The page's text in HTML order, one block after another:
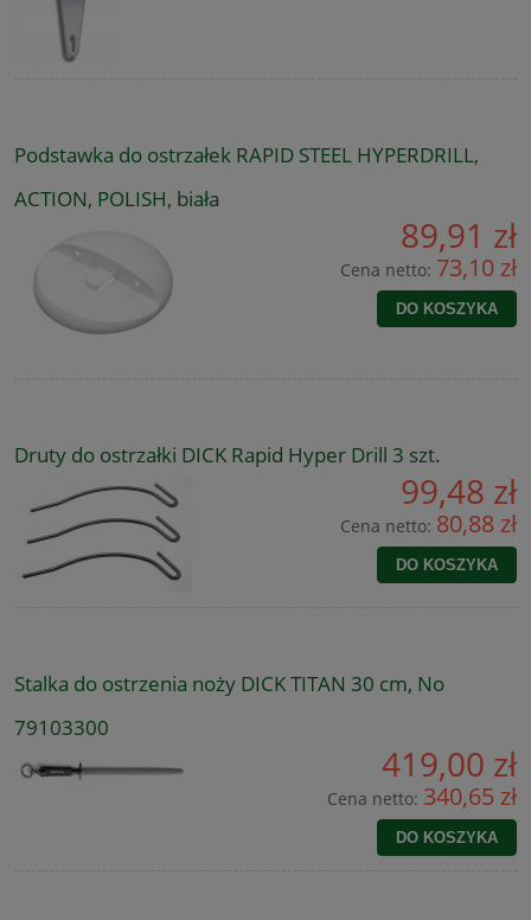
Podstawka do ostrzałek RAPID STEEL HYPERDRILL,
ACTION, POLISH, biała
89,91 zł
Cena netto: 73,10 zł
DO KOSZYKA
Druty do ostrzałki DICK Rapid Hyper Drill 3 szt.
99,48 zł
Cena netto: 80,88 zł
DO KOSZYKA
Stalka do ostrzenia noży DICK TITAN 30 cm, No
79103300
419,00 zł
Cena netto: 340,65 zł
DO KOSZYKA